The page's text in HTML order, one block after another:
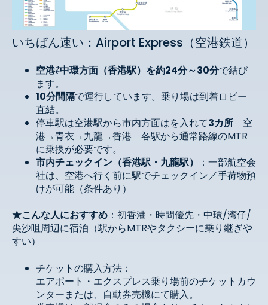
いちばん速い：Airport Express（空港鉄道）
空港⇄中環方面（香港駅）を約24分～30分で結び
ます。
10分間隔で運行しています。乗り場は到着ロビー
直結。
停車駅は空港駅から市内方面はを入れて3カ所 空
港→青衣→九龍→香港 各駅から通常路線のMTR
に乗換が必要です。
市内チェックイン（香港駅・九龍駅）
：一部航空会
社は、空港へ行く前に駅でチェックイン／手荷物預
けが可能（条件あり）
★こんな人におすすめ ：初香港・時間優先・中環/湾仔/
尖沙咀周辺に宿泊（駅からMTRやタクシーに乗り継ぎや
すい）
チケットの購入方法：
エアポート・エクスプレス乗り場前のチケットカウ
ンターまたは、自動券売機にて購入。